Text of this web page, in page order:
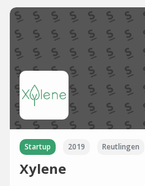
Startup 2019 Reutlingen
Xylene